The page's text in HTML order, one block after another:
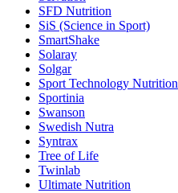
SFD Nutrition
SiS (Science in Sport)
SmartShake
Solaray
Solgar
Sport Technology Nutrition
Sportinia
Swanson
Swedish Nutra
Syntrax
Tree of Life
Twinlab
Ultimate Nutrition